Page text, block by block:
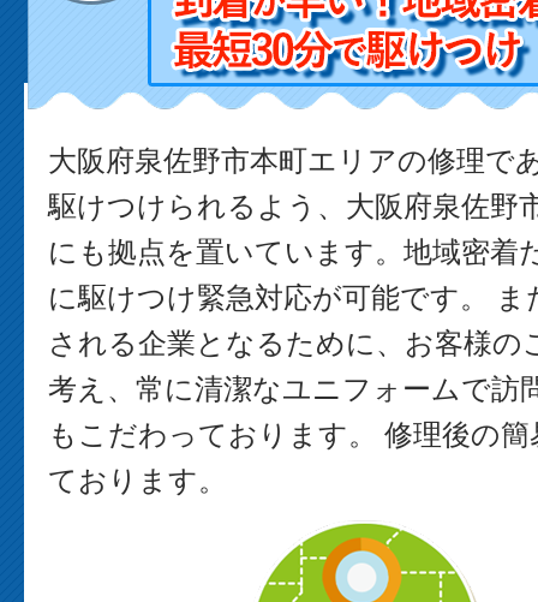
大阪府泉佐野市本町エリアの修理で
駆けつけられるよう、大阪府泉佐野
にも拠点を置いています。地域密着
に駆けつけ緊急対応が可能です。 ま
される企業となるために、お客様の
考え、常に清潔なユニフォームで訪
もこだわっております。 修理後の
ております。